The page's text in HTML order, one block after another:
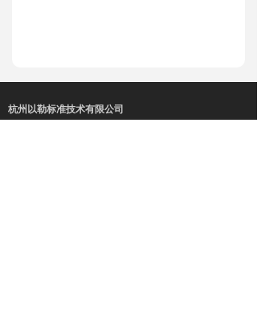
杭州以勒标准技术有限公司